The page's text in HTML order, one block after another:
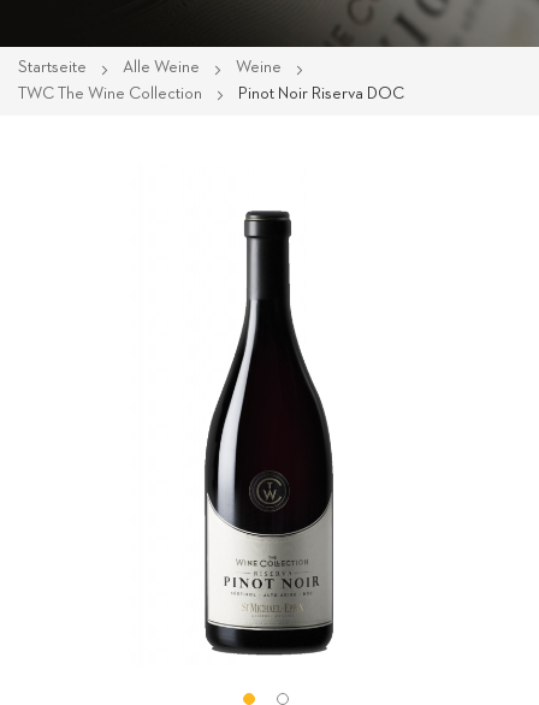
Startseite Alle Weine
Weine
TWC The Wine Collection
Pinot Noir Riserva DOC